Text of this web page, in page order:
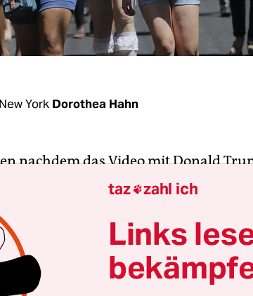
York Dorothea Hahn
nachdem das Video mit Donald
sexuellen Übergriffe auf Frauen
in Los Angeles einen Tweet ab.
„schickt mir eure ersten Übergriffe.
alter Mann im Bus fasst mir an die
bin 12.“ Bis zum Dienstagabend hat
Millionen Tweets generiert.
taz zahl ich
Links